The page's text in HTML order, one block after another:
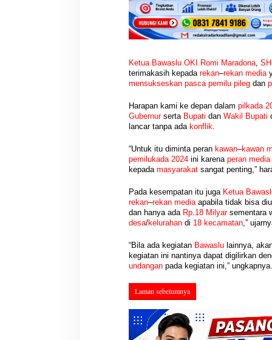
k
2
0
Ketua Bawaslu OKI Romi Maradona, SH
terimakasih kepada rekan–rekan media
mensukseskan pasca pemilu pilegdan
Harapan kami ke depan dalam pilkada
Gubernurserta Bupati dan Wakil Bupati
lancar tanpa ada konflik.
“Untuk itu diminta peran kawan–kawan
pemilukada 2024ini karena peran media
kepada masyarakatsangat penting,”
Pada kesempatan itu juga Ketua
rekan–rekan mediaapabila tidak bisa
dan hanya ada Rp.18 Milyarsementara
desa/kelurahandi 18 kecamatan,”
“Bila ada kegiatan Bawaslulainnya,
kegiatan ini nantinya dapat digilirkan
undanganpada kegiatan ini,” ungkapnya.
Laman sebelumnya
Hasil Reses III
Disampaikan ke
Aspirasi
Acuan
Di Berita, DPRD, Musi
POLITIK, Sumatera Selatan